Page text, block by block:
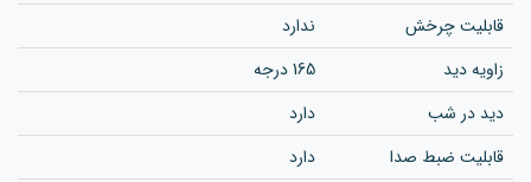
قابلیت چرخش
ندارد
زاویه دید
165 درجه
دید در شب
دارد
قابلیت ضبط صدا
دارد